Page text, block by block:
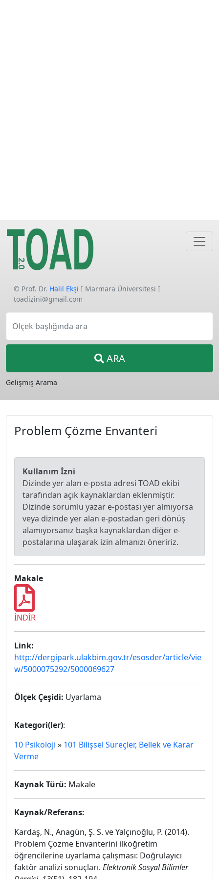
© Prof. Dr. Halil Ekşi I Marmara Üniversitesi I
toadizini@gmail.com
Ölçek başlığında ara
ARA
Gelişmiş Arama
Problem Çözme Envanteri
Kullanım İzni
Dizinde yer alan e-posta adresi TOAD ekibi
tarafından açık kaynaklardan eklenmiştir.
Dizinde sorumlu yazar e-postası yer almıyorsa
veya dizinde yer alan e-postadan geri dönüş
alamıyorsanız başka kaynaklardan diğer e-
postalarına ulaşarak izin almanızı öneririz.
Makale
İNDİR
Link:
http://dergipark.ulakbim.gov.tr/esosder/article/vie
w/5000075292/5000069627
Ölçek Çeşidi: Uyarlama
Kategori(ler):
10 Psikoloji » 101 Bilişsel Süreçler, Bellek ve Karar
Verme
Kaynak Türü: Makale
Kaynak/Referans:
Kardaş, N., Anagün, Ş. S. ve Yalçınoğlu, P. (2014).
Problem Çözme Envanterini ilköğretim
öğrencilerine uyarlama çalışması: Doğrulayıcı
faktör analizi sonuçları. Elektronik Sosyal Bilimler